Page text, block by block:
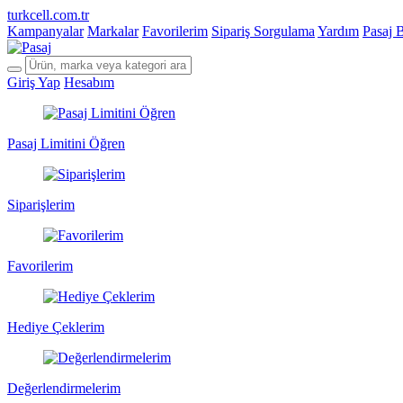
turkcell.com.tr
Kampanyalar Markalar Favorilerim Sipariş Sorgulama Yardım Pasaj
Giriş Yap Hesabım
Pasaj Limitini Öğren
Siparişlerim
Favorilerim
Hediye Çeklerim
Değerlendirmelerim